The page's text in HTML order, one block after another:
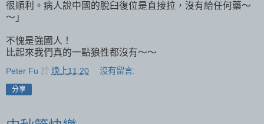
很順利。病人說中國的脫臼復位是直接拉，沒有給任何藥～
～」
不愧是強國人！
比起來我們真的一點狼性都沒有～～
Peter Fu 於 晚上11:20 沒有留言:
分享